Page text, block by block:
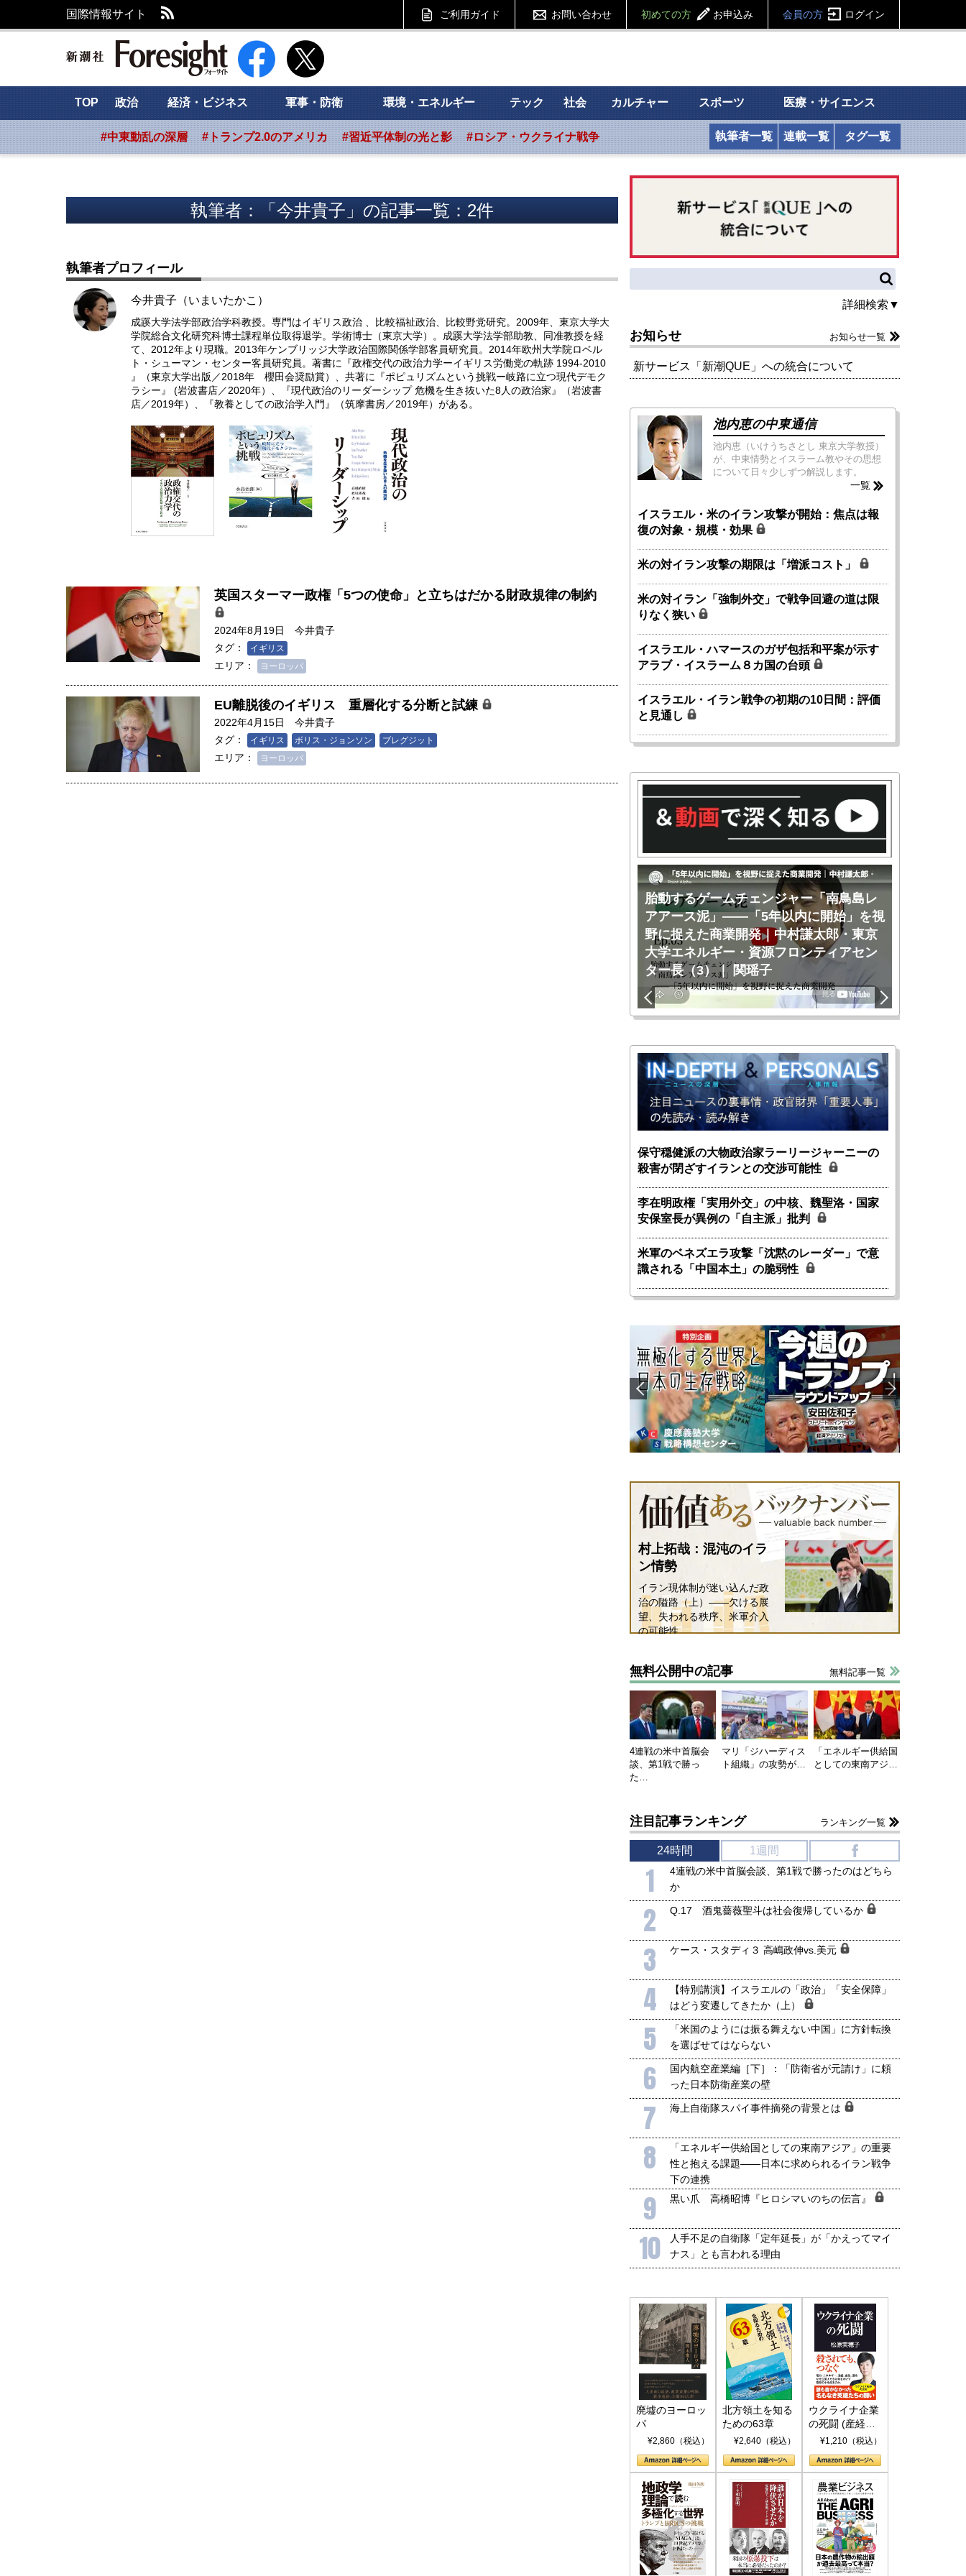
国際情報サイト ご利用ガイド お問い合わせ 初めての方 お申込み 会員の方 ログイン
新潮社 Foresight フォーサイト
TOP 政治 経済・ビジネス 軍事・防衛 環境・エネルギー テック 社会 カルチャー スポーツ 医療・サイエンス
#中東動乱の深層 #トランプ2.0のアメリカ #習近平体制の光と影 #ロシア・ウクライナ戦争 執筆者一覧 連載一覧 タグ一覧
執筆者：「今井貴子」の記事一覧：2件
執筆者プロフィール
今井貴子（いまいたかこ）
成蹊大学法学部政治学科教授。専門はイギリス政治 、比較福祉政治、比較野党研究。2009年、東京大学大
学院総合文化研究科博士課程単位取得退学。学術博士（東京大学）。​成蹊大学法学部助教、同准教授を経
て、2012年より現職。2013年ケンブリッジ大学政治国際関係学部客員研究員。2014年欧州大学院ロベル
ト・シューマン・センター客員研究員。著書に『政権交代の政治力学ーイギリス労働党の軌跡 1994-2010
』（東京大学出版／2018年 櫻田会奨励賞）、共著に『ポピュリズムという挑戦ー岐路に立つ現代デモク
ラシー』 (岩波書店／2020年）、『現代政治のリーダーシップ 危機を生き抜いた8人の政治家』（岩波書
店／2019年）、『教養としての政治学入門』（筑摩書房／2019年）がある。
英国スターマー政権「5つの使命」と立ちはだかる財政規律の制約
2024年8月19日
今井貴子
タグ：
イギリス
エリア： ヨーロッパ
EU離脱後のイギリス 重層化する分断と試練
2022年4月15日
今井貴子
タグ：
イギリス ボリス・ジョンソン ブレグジット
エリア： ヨーロッパ
詳細検索▼
お知らせ お知らせ一覧
新サービス「新潮QUE」への統合について
池内恵の中東通信
池内恵（いけうちさとし 東京大学教授）
が、中東情勢とイスラーム教やその思想
について日々少しずつ解説します。
一覧
イスラエル・米のイラン攻撃が開始：焦点は報
復の対象・規模・効果
米の対イラン攻撃の期限は「増派コスト」
米の対イラン「強制外交」で戦争回避の道は限
りなく狭い
イスラエル・ハマースのガザ包括和平案が示す
アラブ・イスラーム８カ国の台頭
イスラエル・イラン戦争の初期の10日間：評価
と見通し
胎動するゲームチェンジャー「南鳥島レ
アアース泥」――「5年以内に開始」を視
野に捉えた商業開発｜中村謙太郎・東京
大学エネルギー・資源フロンティアセン
ター長（3）｜ 関瑶子
保守穏健派の大物政治家ラーリージャーニーの
殺害が閉ざすイランとの交渉可能性
李在明政権「実用外交」の中核、魏聖洛・国家
安保室長が異例の「自主派」批判
米軍のベネズエラ攻撃「沈黙のレーダー」で意
識される「中国本土」の脆弱性
村上拓哉：混沌のイラ
ン情勢
イラン現体制が迷い込んだ政
治の隘路（上）――欠ける展
望、失われる秩序、米軍介入
の可能性
無料公開中の記事 無料記事一覧
4連戦の米中首脳会
談、第1戦で勝っ
た…
マリ「ジハーディス
ト組織」の攻勢が…
「エネルギー供給国
としての東南アジ…
注目記事ランキング ランキング一覧
24時間 1週間
1
4連戦の米中首脳会談、第1戦で勝ったのはどちら
か
2 Q.17 酒鬼薔薇聖斗は社会復帰しているか
3 ケース・スタディ３ 高嶋政伸vs.美元
4
【特別講演】イスラエルの「政治」「安全保障」
はどう変遷してきたか（上）
5
「米国のようには振る舞えない中国」に方針転換
を選ばせてはならない
6
国内航空産業編［下］：「防衛省が元請け」に頼
った日本防衛産業の壁
7 海上自衛隊スパイ事件摘発の背景とは
8
「エネルギー供給国としての東南アジア」の重要
性と抱える課題――日本に求められるイラン戦争
下の連携
9 黒い爪 高橋昭博『ヒロシマいのちの伝言』
10
人手不足の自衛隊「定年延長」が「かえってマイ
ナス」とも言われる理由
廃墟のヨーロッ
パ
¥2,860（税込）
北方領土を知る
ための63章
¥2,640（税込）
ウクライナ企業
の死闘 (産経セ
レクト S 039)
¥1,210（税込）